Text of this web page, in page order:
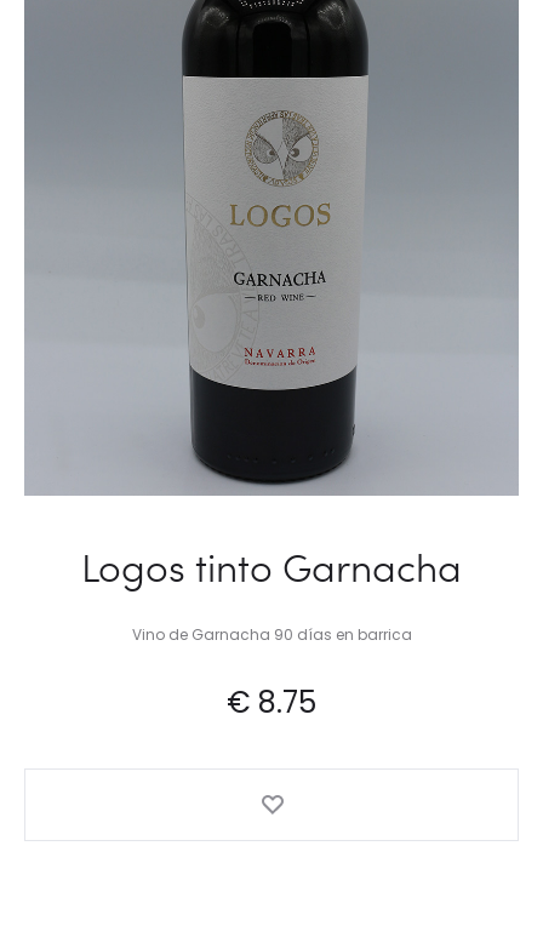
Logos tinto Garnacha
Vino de Garnacha 90 días en barrica
€ 8.75